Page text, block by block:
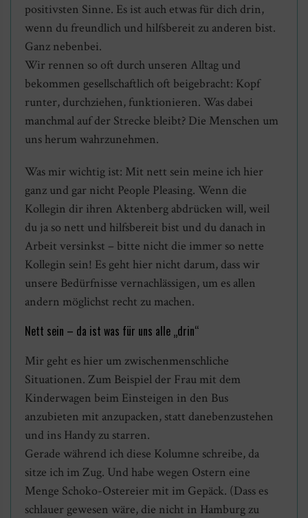
positivsten Sinne. Es ist auch etwas für dich drin,
wenn du freundlich und hilfsbereit zu anderen bist.
Ganz nebenbei.
Wir rennen so oft durch unseren Alltag und
bekommen gesellschaftlich oft beigebracht: Kopf
runter, durchziehen, funktionieren. Was dabei
manchmal auf der Strecke bleibt? Die Menschen um
uns herum wahrzunehmen.
Was mir wichtig ist: Mit nett sein meine ich hier
ganz und gar nicht People Pleasing. Wenn die
Kollegin dir ihren Aktenberg abdrücken will, weil
du ja so nett und hilfsbereit bist und du danach in
Arbeit versinkst – bitte nicht die immer so nette
Kollegin sein! Es geht hier nicht darum, dass wir
unsere Bedürfnisse vernachlässigen, um es allen
andern möglichst recht zu machen.
Nett sein – da ist was für uns alle „drin“
Mir geht es hier um zwischenmenschliche
Situationen. Zum Beispiel der Frau mit dem
Kinderwagen beim Einsteigen in den Bus
anzubieten mit anzupacken, statt danebenzustehen
und ins Handy zu starren.
Gerade während ich diese Kolumne schreibe, da
sitze ich im Zug. Und habe wegen Ostern eine
Menge Schoko-Ostereier mit im Gepäck. (Dass es
schlauer gewesen wäre, die nicht in Hamburg zu